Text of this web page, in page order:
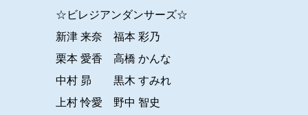
☆ビレジアンダンサーズ☆
新津 来奈 福本 彩乃
栗本 愛香 高橋 かんな
中村 昴 黒木 すみれ
上村 怜愛 野中 智史